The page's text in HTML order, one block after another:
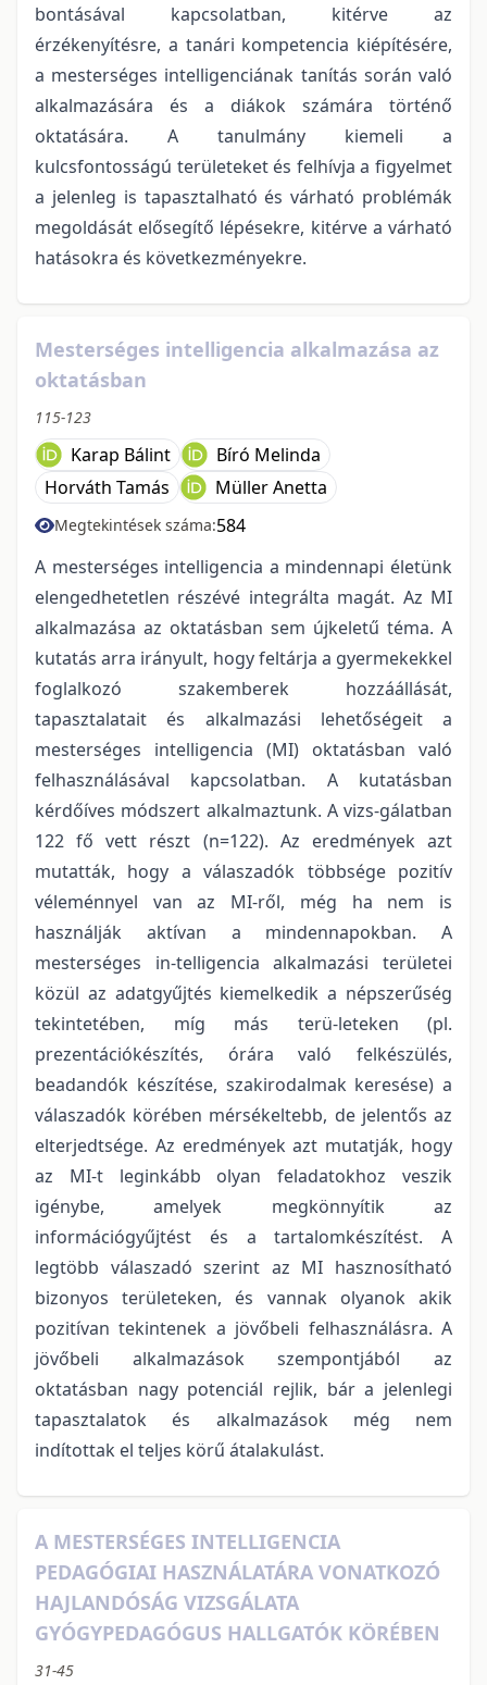
bontásával kapcsolatban, kitérve az
érzékenyítésre, a tanári kompetencia kiépítésére,
a mesterséges intelligenciának tanítás során való
alkalmazására és a diákok számára történő
oktatására. A tanulmány kiemeli a
kulcsfontosságú területeket és felhívja a figyelmet
a jelenleg is tapasztalható és várható problémák
megoldását elősegítő lépésekre, kitérve a várható
hatásokra és következményekre.
Mesterséges intelligencia alkalmazása az
oktatásban
115-123
Karap Bálint
Bíró Melinda
Horváth Tamás
Müller Anetta
Megtekintések száma:584
A mesterséges intelligencia a mindennapi életünk
elengedhetetlen részévé integrálta magát. Az MI
alkalmazása az oktatásban sem újkeletű téma. A
kutatás arra irányult, hogy feltárja a gyermekekkel
foglalkozó szakemberek hozzáállását,
tapasztalatait és alkalmazási lehetőségeit a
mesterséges intelligencia (MI) oktatásban való
felhasználásával kapcsolatban. A kutatásban
kérdőíves módszert alkalmaztunk. A vizs-gálatban
122 fő vett részt (n=122). Az eredmények azt
mutatták, hogy a válaszadók többsége pozitív
véleménnyel van az MI-ről, még ha nem is
használják aktívan a mindennapokban. A
mesterséges in-telligencia alkalmazási területei
közül az adatgyűjtés kiemelkedik a népszerűség
tekintetében, míg más terü-leteken (pl.
prezentációkészítés, órára való felkészülés,
beadandók készítése, szakirodalmak keresése) a
válaszadók körében mérsékeltebb, de jelentős az
elterjedtsége. Az eredmények azt mutatják, hogy
az MI-t leginkább olyan feladatokhoz veszik
igénybe, amelyek megkönnyítik az
információgyűjtést és a tartalomkészítést. A
legtöbb válaszadó szerint az MI hasznosítható
bizonyos területeken, és vannak olyanok akik
pozitívan tekintenek a jövőbeli felhasználásra. A
jövőbeli alkalmazások szempontjából az
oktatásban nagy potenciál rejlik, bár a jelenlegi
tapasztalatok és alkalmazások még nem
indítottak el teljes körű átalakulást.
A MESTERSÉGES INTELLIGENCIA
PEDAGÓGIAI HASZNÁLATÁRA VONATKOZÓ
HAJLANDÓSÁG VIZSGÁLATA
GYÓGYPEDAGÓGUS HALLGATÓK KÖRÉBEN
31-45